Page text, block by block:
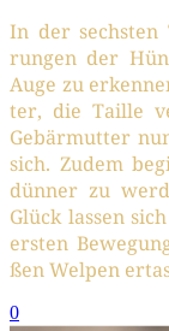
In der sechs­ten
run­gen der
Auge zu
ter, die Tail­le
Gebär­mut­ter
sich. Zudem
dün­ner zu
Glück las­sen
ers­ten
ßen Wel­pen
0